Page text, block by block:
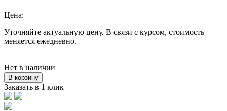
Цена:
Уточняйте актуальную цену. В связи с курсом, стоимость
меняется ежедневно.
Нет в наличии
В корзину
Заказать в 1 клик